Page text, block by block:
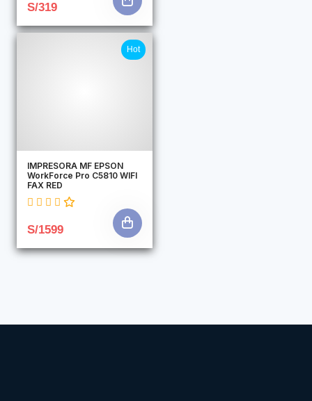
S/319
Hot
IMPRESORA MF EPSON
WorkForce Pro C5810 WIFI
FAX RED
S/1599